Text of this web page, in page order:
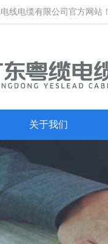
线电缆有限公司官方网站！
关于我们